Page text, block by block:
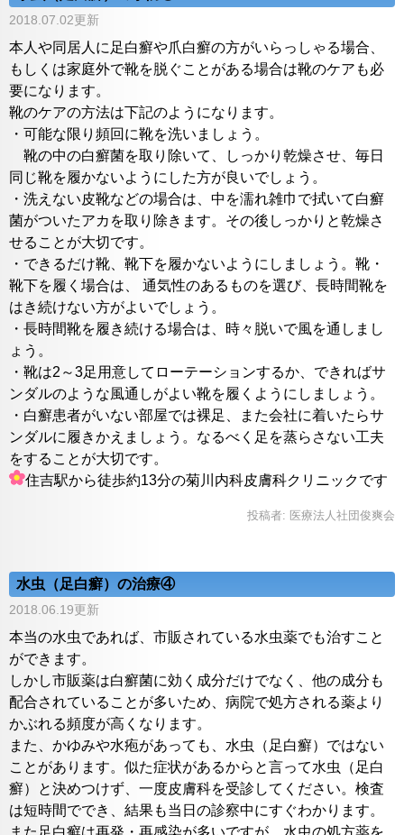
2018.07.02更新
本人や同居人に足白癬や爪白癬の方がいらっしゃる場合、
もしくは家庭外で靴を脱ぐことがある場合は靴のケアも必
要になります。
靴のケアの方法は下記のようになります。
・可能な限り頻回に靴を洗いましょう。
靴の中の白癬菌を取り除いて、しっかり乾燥させ、毎日
同じ靴を履かないようにした方が良いでしょう。
・洗えない皮靴などの場合は、中を濡れ雑巾で拭いて白癬
菌がついたアカを取り除きます。その後しっかりと乾燥さ
せることが大切です。
・できるだけ靴、靴下を履かないようにしましょう。靴・
靴下を履く場合は、 通気性のあるものを選び、長時間靴を
はき続けない方がよいでしょう。
・長時間靴を履き続ける場合は、時々脱いで風を通しまし
ょう。
・靴は2～3足用意してローテーションするか、できればサ
ンダルのような風通しがよい靴を履くようにしましょう。
・白癬患者がいない部屋では裸足、また会社に着いたらサ
ンダルに履きかえましょう。なるべく足を蒸らさない工夫
をすることが大切です。
住吉駅から徒歩約13分の菊川内科皮膚科クリニックです
投稿者: 医療法人社団俊爽会
水虫（足白癬）の治療④
2018.06.19更新
本当の水虫であれば、市販されている水虫薬でも治すこと
ができます。
しかし市販薬は白癬菌に効く成分だけでなく、他の成分も
配合されていることが多いため、病院で処方される薬より
かぶれる頻度が高くなります。
また、かゆみや水疱があっても、水虫（足白癬）ではない
ことがあります。似た症状があるからと言って水虫（足白
癬）と決めつけず、一度皮膚科を受診してください。検査
は短時間ででき、結果も当日の診察中にすぐわかります。
また足白癬は再発・再感染が多いですが、水虫の処方薬を